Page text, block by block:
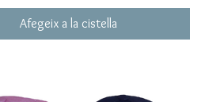
Afegeix a la cistella